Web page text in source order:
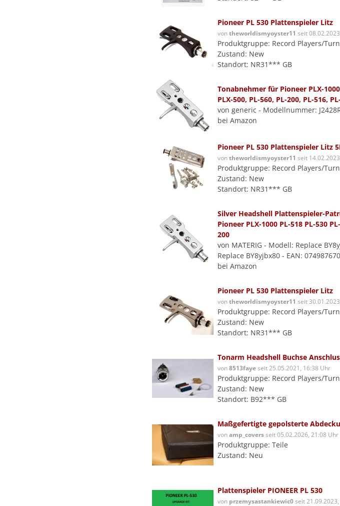
Pioneer PL 530 Plattenspieler Litz
vontheworldismyoyster11 seit
Produktgruppe: Record Players/
Zustand: New
Standort: NR31*** GB
Tonabnehmer für Pioneer PLX-
PLX-500, PL-560, PL-200, PL-516,
von generic - Modellnummer:
bei Amazon
Pioneer PL 530 Plattenspieler Litz
vontheworldismyoyster11 seit
Produktgruppe: Record Players/
Zustand: New
Standort: NR31*** GB
Silver Headshell Plattenspieler-
Pioneer PLX-1000 PL-518 PL-530
200
von MATERIG - Modell: Replace
Replace BY8yjbx80 - EAN:
bei Amazon
Pioneer PL 530 Plattenspieler Litz
vontheworldismyoyster11 seit
Produktgruppe: Record Players/
Zustand: New
Standort: NR31*** GB
Tonarm Headshell Buchse
von8513fayeseit 25.05.2021, 16:38 Uhr
Produktgruppe: Record Players/
Zustand: New
Standort: B92*** GB
Maßgefertigte gepolsterte
vonamp_coversseit 05.02.2026, 21:08 Uhr
Produktgruppe: Teile
Zustand: Neu
Plattenspieler PIONEER PL 530
von przemysastankiewic0seit